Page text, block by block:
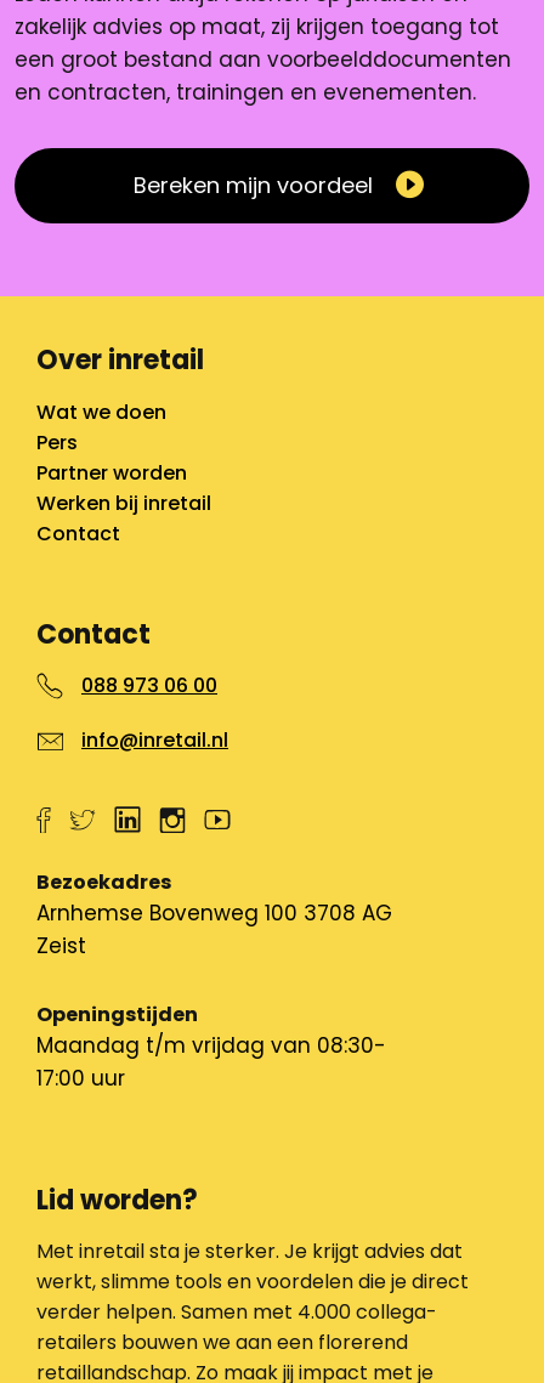
zakelijk advies op maat, zij krijgen toegang tot
een groot bestand aan voorbeelddocumenten
en contracten, trainingen en evenementen.
Bereken mijn voordeel
Over inretail
Wat we doen
Pers
Partner worden
Werken bij inretail
Contact
Contact
088 973 06 00
info@inretail.nl
Bezoekadres
Arnhemse Bovenweg 100 3708 AG
Zeist
Openingstijden
Maandag t/m vrijdag van 08:30-
17:00 uur
Lid worden?
Met inretail sta je sterker. Je krijgt advies dat
werkt, slimme tools en voordelen die je direct
verder helpen. Samen met 4.000 collega-
retailers bouwen we aan een florerend
retaillandschap. Zo maak jij impact met je